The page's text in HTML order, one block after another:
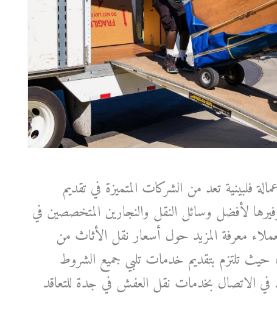
تعد من الشركات المتميزة في تقديم
لأفضل وسائل النقل والنجارين المتخصصين في
معرفة المزيد حول أسعار نقل الأثاث من
حيث تلتزم بتقديم خدمات تلبي جميع الشروط
في الاتصال بخدمات نقل العفش في جدة للتعاقد